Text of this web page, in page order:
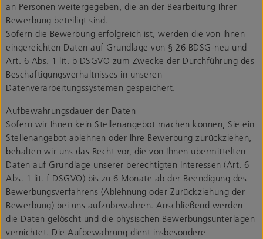
an Personen weitergegeben, die an der Bearbeitung Ihrer
Bewerbung beteiligt sind.
Sofern die Bewerbung erfolgreich ist, werden die von Ihnen
eingereichten Daten auf Grundlage von § 26 BDSG-neu und
Art. 6 Abs. 1 lit. b DSGVO zum Zwecke der Durchführung des
Beschäftigungsverhältnisses in unseren
Datenverarbeitungssystemen gespeichert.
Aufbewahrungsdauer der Daten
Sofern wir Ihnen kein Stellenangebot machen können, Sie ein
Stellenangebot ablehnen oder Ihre Bewerbung zurückziehen,
behalten wir uns das Recht vor, die von Ihnen übermittelten
Daten auf Grundlage unserer berechtigten Interessen (Art. 6
Abs. 1 lit. f DSGVO) bis zu 6 Monate ab der Beendigung des
Bewerbungsverfahrens (Ablehnung oder Zurückziehung der
Bewerbung) bei uns aufzubewahren. Anschließend werden
die Daten gelöscht und die physischen Bewerbungsunterlagen
vernichtet. Die Aufbewahrung dient insbesondere